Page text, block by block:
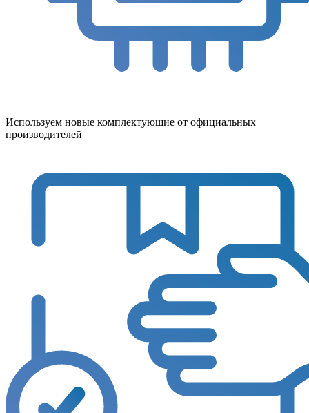
Используем новые комплектующие от официальных
производителей